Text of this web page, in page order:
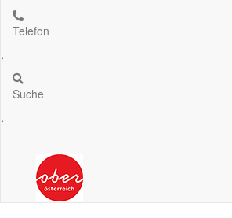
Telefon
.
Suche
.